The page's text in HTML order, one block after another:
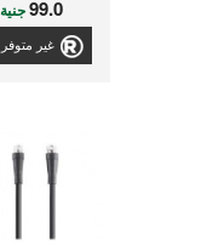
99.0جنية
غير متوفر